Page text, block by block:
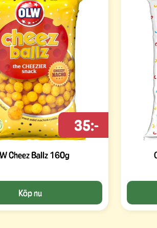
Cheez Ballz 160g
35:-
Köp nu